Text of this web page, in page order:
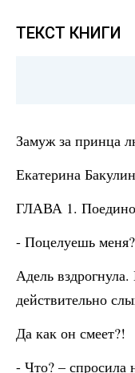
ТЕКСТ КНИГИ
Замуж за принца
Екатерина
ГЛАВА 1.
- Поцелуешь меня?
Адель
действительно
Да как он смеет?!
- Что? – спросила